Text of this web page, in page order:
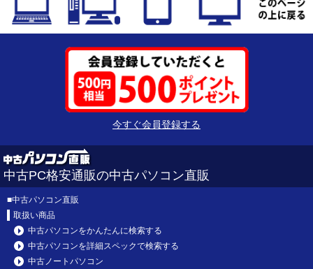
今すぐ会員登録する
中古PC格安通販の中古パソコン直販
■中古パソコン直販
取扱い商品
中古パソコンをかんたんに検索する
中古パソコンを詳細スペックで検索する
中古ノートパソコン